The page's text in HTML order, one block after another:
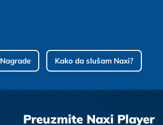
Nagrade Kako da slušam Naxi?
Preuzmite Naxi Player